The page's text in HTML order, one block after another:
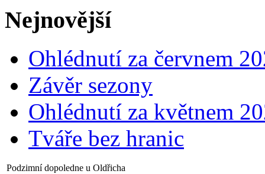
Nejnovější
Ohlédnutí za červnem
Závěr sezony
Ohlédnutí za květnem
Tváře bez hranic
Podzimní dopoledne u Oldřicha